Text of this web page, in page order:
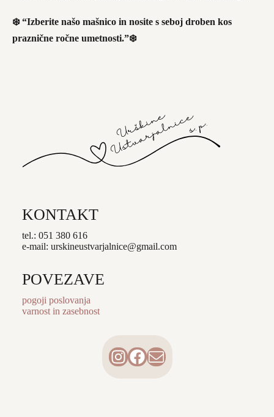
❄️ “Izberite našo mašnico in nosite s seboj droben kos
praznične ročne umetnosti.”❄️
KONTAKT
tel.: 051 380 616
e-mail: urskineustvarjalnice@gmail.com
POVEZAVE
pogoji poslovanja
varnost in zasebnost